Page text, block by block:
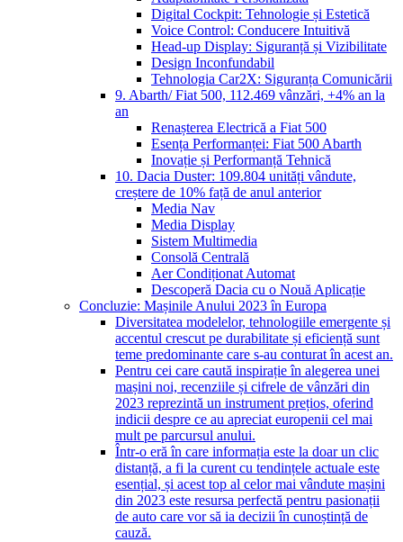
Digital Cockpit: Tehnologie și Estetică
Voice Control: Conducere Intuitivă
Head-up Display: Siguranță și Vizibilitate
Design Inconfundabil
Tehnologia Car2X: Siguranța Comunicării
9. Abarth/ Fiat 500, 112.469 vânzări, +4% an la
an
Renașterea Electrică a Fiat 500
Esența Performanței: Fiat 500 Abarth
Inovație și Performanță Tehnică
10. Dacia Duster: 109.804 unități vândute,
creștere de 10% față de anul anterior
Media Nav
Media Display
Sistem Multimedia
Consolă Centrală
Aer Condiționat Automat
Descoperă Dacia cu o Nouă Aplicație
Concluzie: Mașinile Anului 2023 în Europa
Diversitatea modelelor, tehnologiile emergente și
accentul crescut pe durabilitate și eficiență sunt
teme predominante care s-au conturat în acest an.
Pentru cei care caută inspirație în alegerea unei
mașini noi, recenziile și cifrele de vânzări din
2023 reprezintă un instrument prețios, oferind
indicii despre ce au apreciat europenii cel mai
mult pe parcursul anului.
Într-o eră în care informația este la doar un clic
distanță, a fi la curent cu tendințele actuale este
esențial, și acest top al celor mai vândute mașini
din 2023 este resursa perfectă pentru pasionații
de auto care vor să ia decizii în cunoștință de
cauză.